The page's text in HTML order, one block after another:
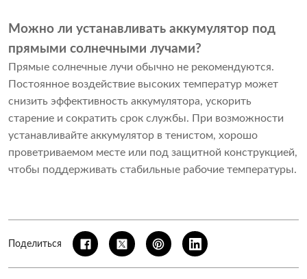
Можно ли устанавливать аккумулятор под
прямыми солнечными лучами?
Прямые солнечные лучи обычно не рекомендуются.
Постоянное воздействие высоких температур может
снизить эффективность аккумулятора, ускорить
старение и сократить срок службы. При возможности
устанавливайте аккумулятор в тенистом, хорошо
проветриваемом месте или под защитной конструкцией,
чтобы поддерживать стабильные рабочие температуры.
Поделиться